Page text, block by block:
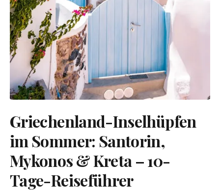
Griechenland-Inselhüpfen
im Sommer: Santorin,
Mykonos & Kreta – 10-
Tage-Reiseführer